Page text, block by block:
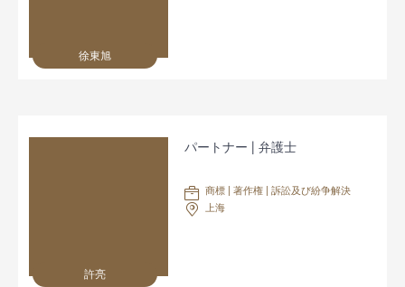
徐東旭
許亮
パートナー | 弁護士
商標 | 著作権 | 訴訟及び紛争解決
上海